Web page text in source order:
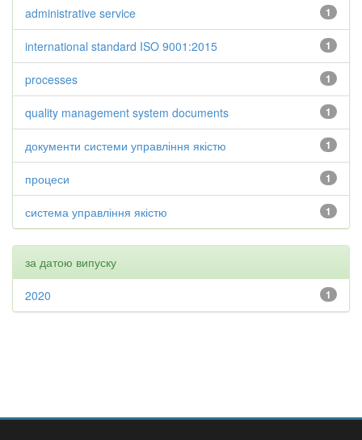
1
administrative service
1
international standard ISO 9001:2015
1
processes
1
quality management system documents
1
документи системи управління якістю
1
процеси
1
система управління якістю
за датою випуску
1
2020